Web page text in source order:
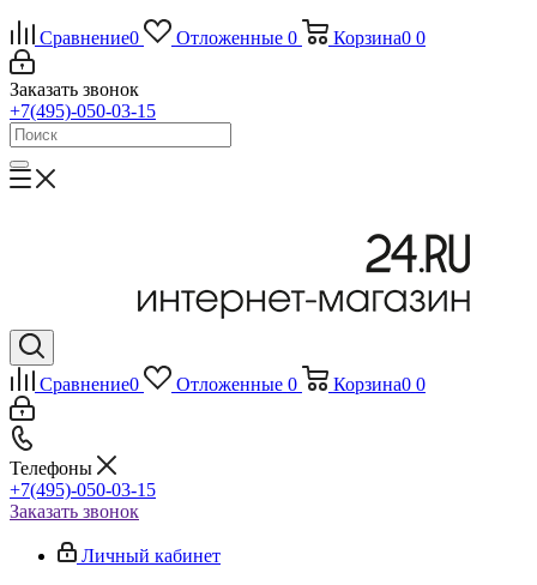
Сравнение0 Отложенные 0 Корзина0 0
Заказать звонок
+7(495)-050-03-15
Сравнение0 Отложенные 0 Корзина0 0
Телефоны
+7(495)-050-03-15
Заказать звонок
Личный кабинет